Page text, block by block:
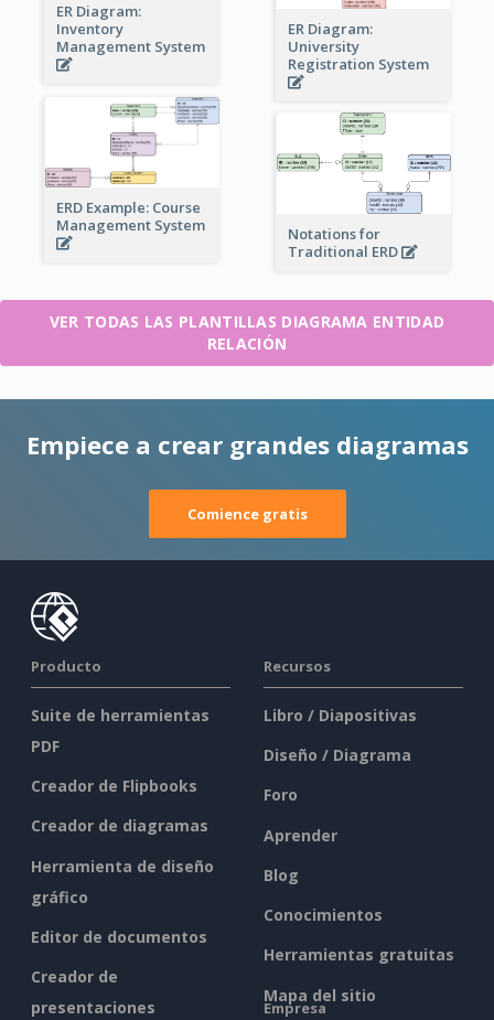
ER Diagram:
Inventory
Management System
ER Diagram:
University
Registration System
ERD Example: Course
Management System
Notations for
Traditional ERD
VER TODAS LAS PLANTILLAS DIAGRAMA ENTIDAD
RELACIÓN
Empiece a crear grandes diagramas
Comience gratis
Producto
Suite de herramientas
PDF
Creador de Flipbooks
Creador de diagramas
Herramienta de diseño
gráfico
Editor de documentos
Creador de
presentaciones
Recursos
Libro / Diapositivas
Diseño / Diagrama
Foro
Aprender
Blog
Conocimientos
Herramientas gratuitas
Mapa del sitio
Empresa